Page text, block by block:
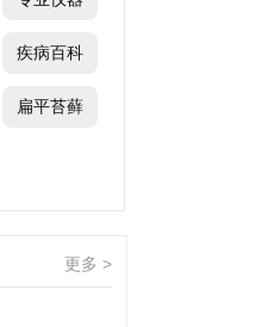
疾病百科
扁平苔藓
更多 >